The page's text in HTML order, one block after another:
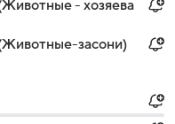
- хозяева
засони)